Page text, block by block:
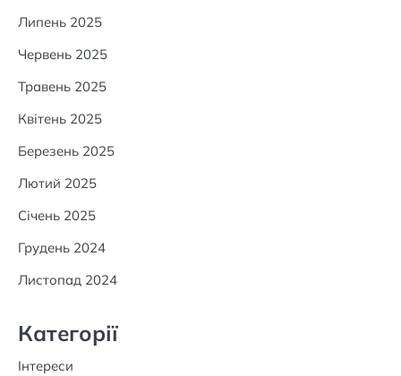
Липень 2025
Червень 2025
Травень 2025
Квітень 2025
Березень 2025
Лютий 2025
Січень 2025
Грудень 2024
Листопад 2024
Категорії
Інтереси